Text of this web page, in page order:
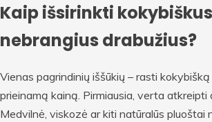
Kaip išsirinkti
nebrangius drabužius?
Vienas pagrindinių iššūkių – rasti
prieinamą kainą. Pirmiausia, verta atkreipti
Medvilnė, viskozė ar kiti natūralūs pluoštai